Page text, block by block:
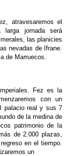
atravesaremos el
jornada será
las planicies
nevadas de Ifrane.
de Marruecos.
Fez es la
con un
palacio real y sus 7
de la medina de
patrimonio de la
de 2.000 plazas,
en el tiempo.
un